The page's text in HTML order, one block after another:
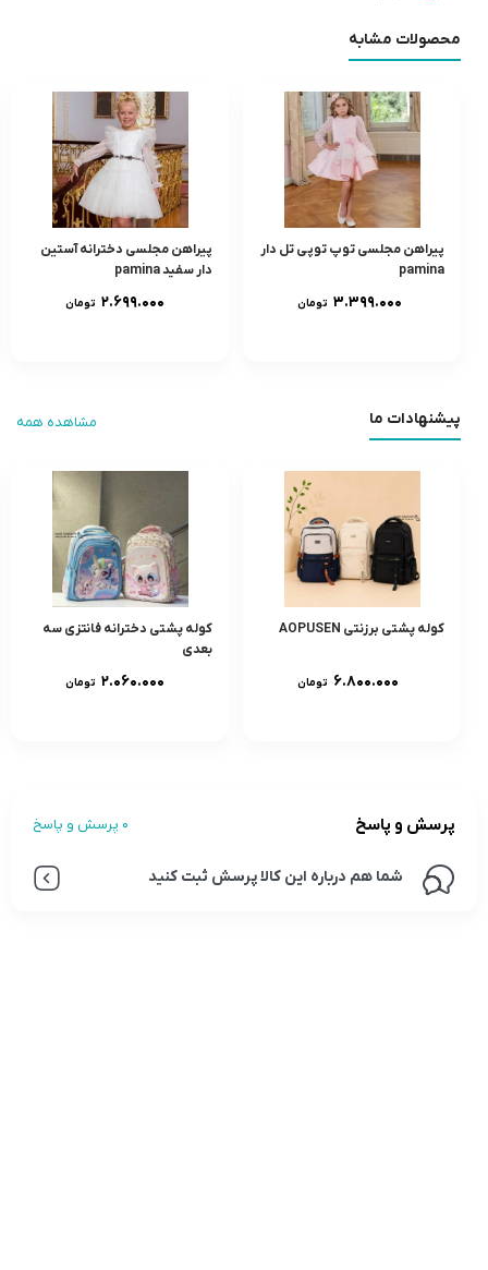
محصولات مشابه
پیراهن مجلسی توپ توپی تل دار
pamina
۳.۳۹۹.۰۰۰ تومان
پیراهن مجلسی دخترانه آستین
دار سفید pamina
۲.۶۹۹.۰۰۰ تومان
پیشنهادات ما مشاهده همه
کوله پشتی برزنتی AOPUSEN
۶.۸۰۰.۰۰۰ تومان
کوله پشتی دخترانه فانتزی سه
بعدی
۲.۰۶۰.۰۰۰ تومان
پرسش و پاسخ 0 پرسش و پاسخ
شما هم درباره این کالا پرسش ثبت کنید